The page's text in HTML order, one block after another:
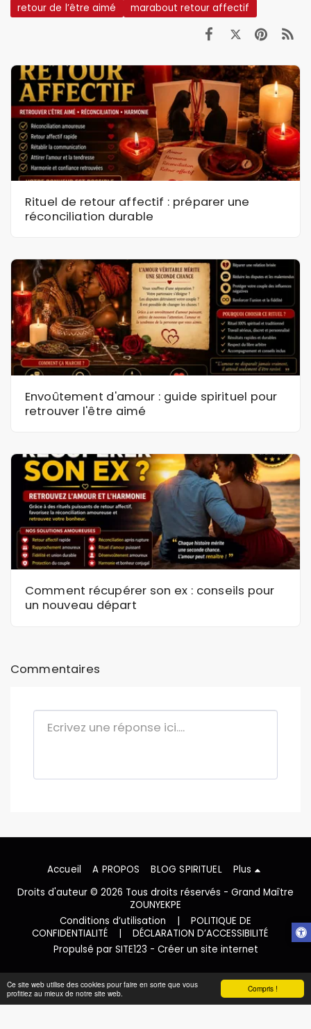
Compris !
Ce site web utilise des cookies pour faire en sorte que vous
profitiez au mieux de notre site web.
retour de l’être aimé
marabout retour affectif
Rituel de retour affectif : préparer une
réconciliation durable
Envoûtement d'amour : guide spirituel pour
retrouver l'être aimé
Comment récupérer son ex : conseils pour
un nouveau départ
Commentaires
Accueil A PROPOS BLOG SPIRITUEL
Plus
Droits d'auteur © 2026 Tous droits réservés - Grand Maître
ZOUNYEKPE
Conditions d’utilisation
POLITIQUE DE
CONFIDENTIALITÉ
DÉCLARATION D’ACCESSIBILITÉ
Propulsé par SITE123 - Créer un site internet